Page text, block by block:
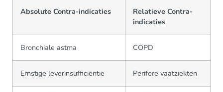
Absolute Contra-indicaties
Relatieve Contra-
indicaties
Bronchiale astma COPD
Ernstige leverinsufficiëntie Perifere vaatziekten